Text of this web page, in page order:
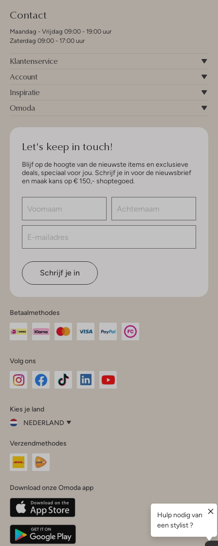
Contact
Maandag - Vrijdag 09:00 - 19:00 uur
Zaterdag 09:00 - 17:00 uur
Klantenservice
Account
Inspiratie
Omoda
Let's keep in touch!
Blijf op de hoogte van de nieuwste items en exclusieve
deals, speciaal voor jou. Schrijf je in voor de nieuwsbrief
en maak kans op € 150,- shoptegoed.
Schrijf je in
Betaalmethodes
Volg ons
InstagramFacebook
Kies je land
NEDERLAND
je
land
Nederland
Belgique(Français)
Deutschland
Verzendmethodes
Download onze Omoda app